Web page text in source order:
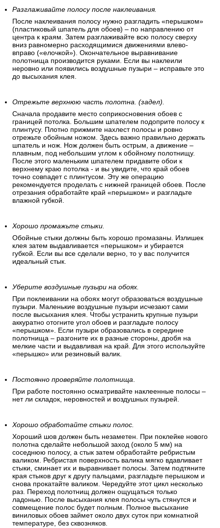
Разглаживайте полосу после наклеивания.
После наклеивания полосу нужно разгладить «перышком»
(пластиковый шпатель для обоев) – по направлению от
центра к краям. Затем разглаживайте всю полосу сверху
вниз равномерно расходящимися движениями влево-
вправо («елочкой»). Окончательное выравнивание
полотнища производится руками. Если вы наклеили
неровно или появились воздушные пузыри – исправьте это
до высыхания клея.
Отрежьте верхнюю часть полотна. (задел).
Сначала продавите место соприкосновения обоев с
границей потолка. Большим шпателем подоприте полосу к
плинтусу. Плотно прижмите нахлест полосы и ровно
отрежьте обойным ножом. Здесь важно правильно держать
шпатель и нож. Нож должен быть острым, а движение –
плавным, под небольшим углом к обойному полотнищу.
После этого маленьким шпателем придавите обои к
верхнему краю потолка - и вы увидите, что край обоев
точно совпадет с плинтусом. Эту же операцию
рекомендуется проделать с нижней границей обоев. После
отрезания обработайте край «перышком» и разгладьте
влажной губкой.
Хорошо промажьте стыки.
Обойные стыки должны быть хорошо промазаны. Излишек
клея затем выдавливается «перышком» и убирается
губкой. Если вы все сделали верно, то у вас получится
идеальный стык.
Уберите воздушные пузыри на обоях.
При поклеивании на обоях могут образоваться воздушные
пузыри. Маленькие воздушные пузыри исчезают сами
после высыхания клея. Чтобы устранить крупные пузыри
аккуратно отогните угол обоев и разгладьте полосу
«перышком». Если пузыри образовались в середине
полотнища – разгоните их в разные стороны, дробя на
мелкие части и выдавливая на край. Для этого используйте
«перышко» или резиновый валик.
Постоянно проверяйте полотнища.
При работе постоянно осматривайте наклеенные полосы –
нет ли складок, неровностей и воздушных пузырей.
Хорошо обработайте стыки полос.
Хороший шов должен быть незаметен. При поклейке нового
полотна сделайте небольшой заход (около 5 мм) на
соседнюю полосу, а стык затем обработайте ребристым
валиком. Ребристая поверхность валика мягко вдавливает
стыки, сминает их и выравнивает полосы. Затем подтяните
края стыков друг к другу пальцами, разгладьте перышком и
снова прокатайте валиком. Чередуйте этот цикл несколько
раз. Переход полотнищ должен ощущаться только
ладонью. После высыхания клея полосы чуть стянутся и
совмещение полос будет полным. Полное высыхание
виниловых обоев займет около двух суток при комнатной
температуре, без сквозняков.